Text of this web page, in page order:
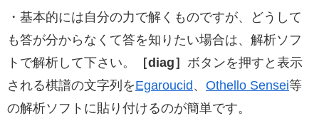
・基本的には自分の力で解くものですが、どうして
も答が分からなくて答を知りたい場合は、解析ソフ
トで解析して下さい。
［diag］ ボタンを押すと表示
される棋譜の文字列をEgaroucid、 Othello Sensei等
の解析ソフトに貼り付けるのが簡単です。